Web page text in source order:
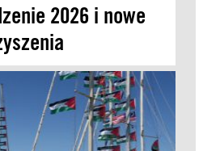
2026 i nowe